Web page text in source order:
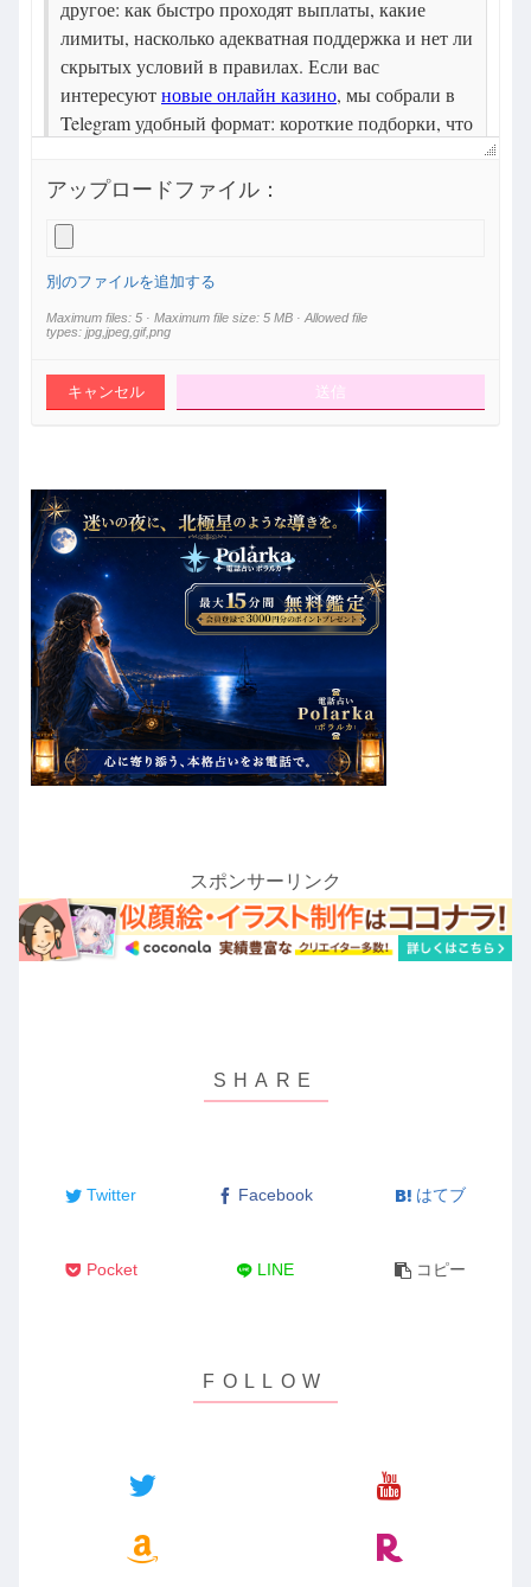
アップロードファイル：
別のファイルを追加する
Maximum files: 5 · Maximum file size: 5 MB · Allowed file
types: jpg,jpeg,gif,png
キャンセル
スポンサーリンク
Twitter Facebook はてブ
Pocket LINE コピー